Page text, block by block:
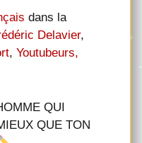
dans la
Delavier,
, Youtubeurs,
QUI
QUE TON